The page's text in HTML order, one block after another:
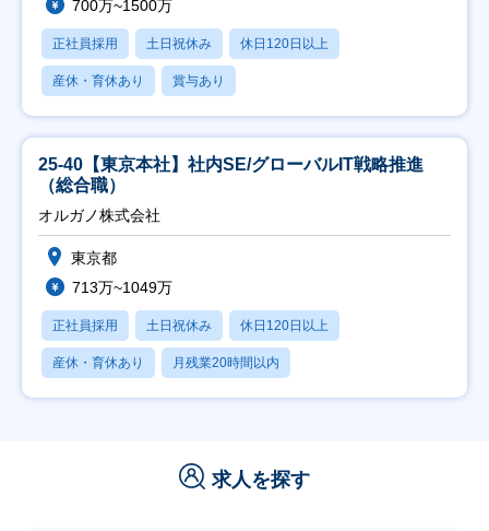
700万~1500万
正社員採用 土日祝休み 休日120日以上
産休・育休あり 賞与あり
25-40【東京本社】社内SE/グローバルIT戦略推進
（総合職）
オルガノ株式会社
東京都
713万~1049万
正社員採用 土日祝休み 休日120日以上
産休・育休あり 月残業20時間以内
求人を探す